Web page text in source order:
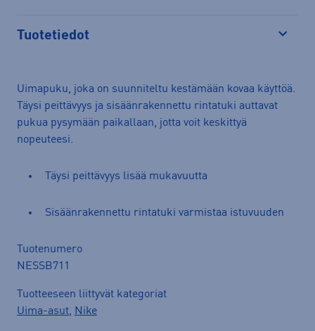
Tuotetiedot
Uimapuku, joka on suunniteltu kestämään kovaa käyttöä.
Täysi peittävyys ja sisäänrakennettu rintatuki auttavat
pukua pysymään paikallaan, jotta voit keskittyä
nopeuteesi.
Täysi peittävyys lisää mukavuutta
Sisäänrakennettu rintatuki varmistaa istuvuuden
Tuotenumero
NESSB711
Tuotteeseen liittyvät kategoriat
Uima-asut, Nike